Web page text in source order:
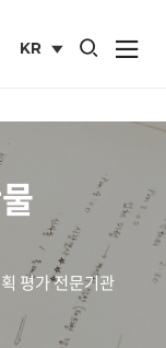
KR
통합검색 열기
사이트맵
평가 전문기관